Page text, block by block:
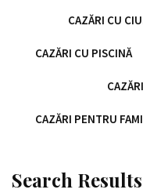
CAZĂRI CU
CAZĂRI CU PISCINĂ
CAZĂRI PENTRU
Search